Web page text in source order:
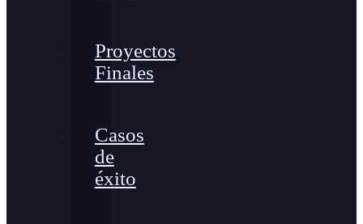
Proyectos
Finales
Casos
de
éxito